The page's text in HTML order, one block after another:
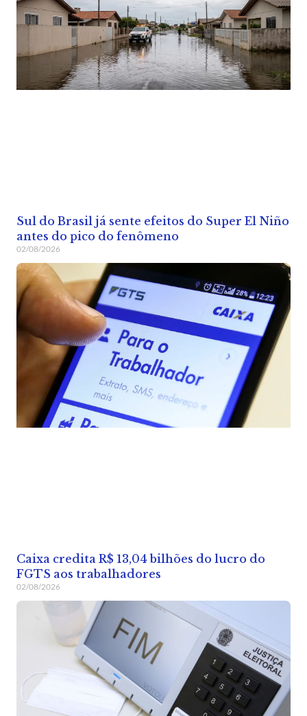
Sul do Brasil já sente efeitos do Super El Niño
antes do pico do fenômeno
02/08/2026
Caixa credita R$ 13,04 bilhões do lucro do
FGTS aos trabalhadores
02/08/2026